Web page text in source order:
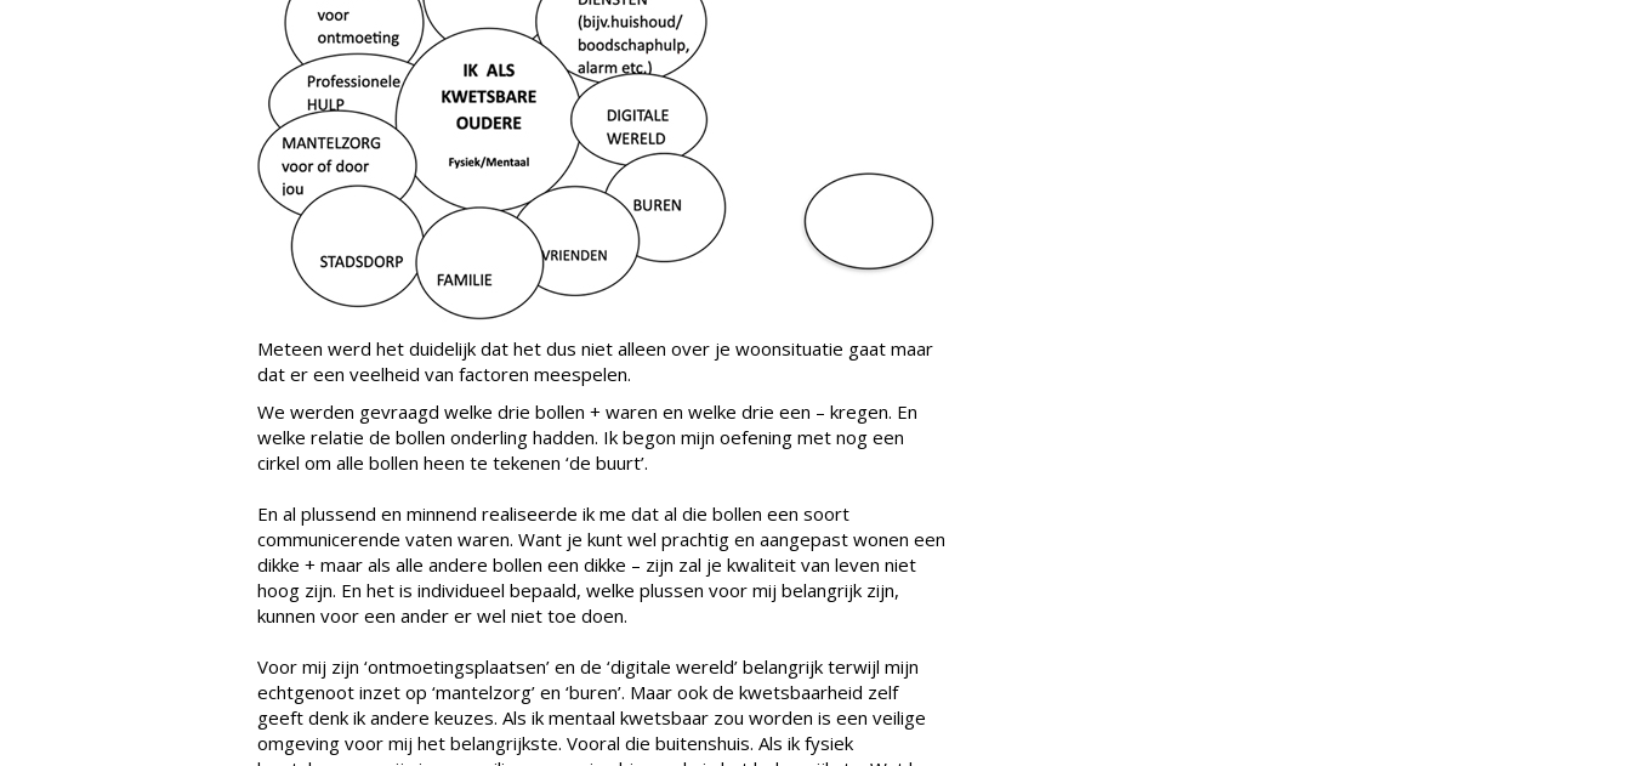
Meteen werd het duidelijk dat het dus niet alleen over je woonsituatie gaat maar
dat er een veelheid van factoren meespelen.
We werden gevraagd welke drie bollen + waren en welke drie een – kregen. En
welke relatie de bollen onderling hadden. Ik begon mijn oefening met nog een
cirkel om alle bollen heen te tekenen ‘de buurt’.
En al plussend en minnend realiseerde ik me dat al die bollen een soort
communicerende vaten waren. Want je kunt wel prachtig en aangepast wonen een
dikke + maar als alle andere bollen een dikke – zijn zal je kwaliteit van leven niet
hoog zijn. En het is individueel bepaald, welke plussen voor mij belangrijk zijn,
kunnen voor een ander er wel niet toe doen.
Voor mij zijn ‘ontmoetingsplaatsen’ en de ‘digitale wereld’ belangrijk terwijl mijn
echtgenoot inzet op ‘mantelzorg’ en ‘buren’. Maar ook de kwetsbaarheid zelf
geeft denk ik andere keuzes. Als ik mentaal kwetsbaar zou worden is een veilige
omgeving voor mij het belangrijkste. Vooral die buitenshuis. Als ik fysiek